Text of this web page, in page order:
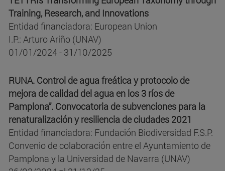
Training, Research, and Innovations
Entidad financiadora: European Union
I.P.: Arturo Ariño (UNAV)
01/01/2024 - 31/10/2025
RUNA. Control de agua freática y protocolo de
mejora de calidad del agua en los 3 ríos de
Pamplona”. Convocatoria de subvenciones para la
renaturalización y resiliencia de ciudades 2021
Entidad financiadora: Fundación Biodiversidad F.S.P.
Convenio de colaboración entre el Ayuntamiento de
Pamplona y la Universidad de Navarra (UNAV)